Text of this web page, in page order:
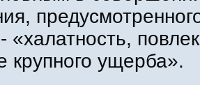
крупного ущерба».